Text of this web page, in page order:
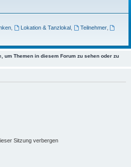
, Lokation & Tanzlokal, Teilnehmer,
um Themen in diesem Forum zu sehen oder zu
Sitzung verbergen